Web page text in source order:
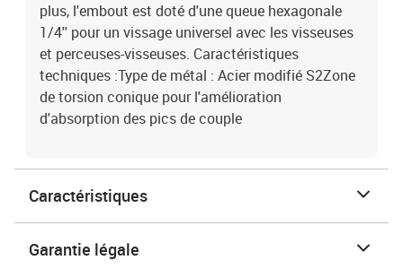
plus, l'embout est doté d'une queue hexagonale
1/4'' pour un vissage universel avec les visseuses
et perceuses-visseuses. Caractéristiques
techniques :Type de métal : Acier modifié S2Zone
de torsion conique pour l'amélioration
d'absorption des pics de couple
Caractéristiques
Garantie légale